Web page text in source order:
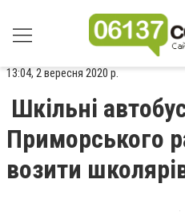
13:04, 2 вересня 2020 р.
Шкільні
Приморського
возити